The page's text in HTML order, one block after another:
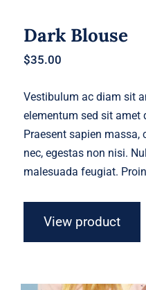
Dark Blouse
$35.00
Vestibulum ac diam sit
elementum sed sit amet
Praesent sapien massa,
nec, egestas non nisi.
malesuada feugiat.
View product